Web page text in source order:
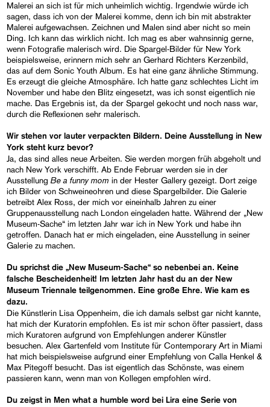
Malerei an sich ist für mich unheimlich wichtig. Irgendwie würde ich
sagen, dass ich von der Malerei komme, denn ich bin mit abstrakter
Malerei aufgewachsen. Zeichnen und Malen sind aber nicht so mein
Ding. Ich kann das wirklich nicht. Ich mag es aber wahnsinnig gerne,
wenn Fotografie malerisch wird. Die Spargel-Bilder für New York
beispielsweise, erinnern mich sehr an Gerhard Richters Kerzenbild,
das auf dem Sonic Youth Album. Es hat eine ganz ähnliche Stimmung.
Es erzeugt die gleiche Atmosphäre. Ich hatte ganz schlechtes Licht im
November und habe den Blitz eingesetzt, was ich sonst eigentlich nie
mache. Das Ergebnis ist, da der Spargel gekocht und noch nass war,
durch die Reflexionen sehr malerisch.
Wir stehen vor lauter verpackten Bildern. Deine Ausstellung in New
York steht kurz bevor?
Ja, das sind alles neue Arbeiten. Sie werden morgen früh abgeholt und
nach New York verschifft. Ab Ende Februar werden sie in der
AusstellungBe a funny mom in der Hester Gallery gezeigt. Dort zeige
ich Bilder von Schweineohren und diese Spargelbilder. Die Galerie
betreibt Alex Ross, der mich vor eineinhalb Jahren zu einer
Gruppenausstellung nach London eingeladen hatte. Während der „New
Museum-Sache“ im letzten Jahr war ich in New York und habe ihn
getroffen. Danach hat er mich eingeladen, eine Ausstellung in seiner
Galerie zu machen.
Du sprichst die „New Museum-Sache“ so nebenbei an. Keine
falsche Bescheidenheit! Im letzten Jahr hast du an der New
Museum Triennale teilgenommen. Eine große Ehre. Wie kam es
dazu.
Die Künstlerin Lisa Oppenheim, die ich damals selbst gar nicht kannte,
hat mich der Kuratorin empfohlen. Es ist mir schon öfter passiert, dass
mich Kuratoren aufgrund von Empfehlungen anderer Künstler
besuchen. Alex Gartenfeld vom Institute für Contemporary Art in Miami
hat mich beispielsweise aufgrund einer Empfehlung von Calla Henkel &
Max Pitegoff besucht. Das ist eigentlich das Schönste, was einem
passieren kann, wenn man von Kollegen empfohlen wird.
Du zeigst in Men what a humble word bei Lira eine Serie von